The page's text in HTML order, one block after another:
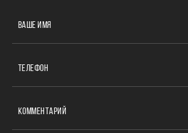
ВАШЕ ИМЯ
ТЕЛЕФОН
КОММЕНТАРИЙ